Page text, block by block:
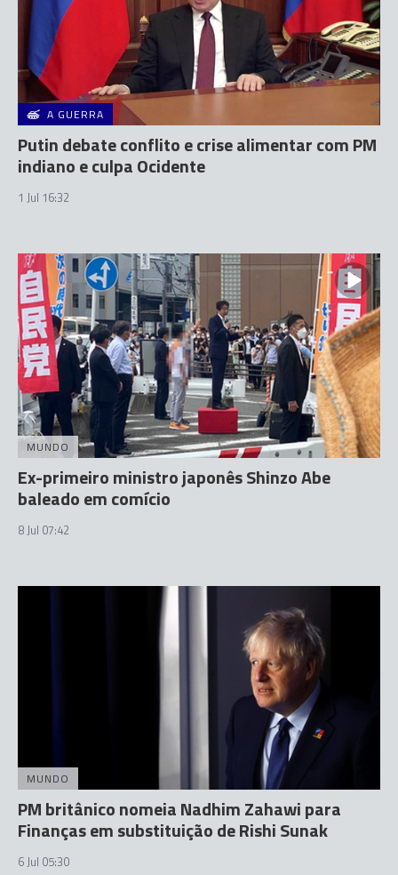
A GUERRA
Putin debate conflito e crise alimentar com PM
indiano e culpa Ocidente
1 Jul 16:32
MUNDO
Ex-primeiro ministro japonês Shinzo Abe
baleado em comício
8 Jul 07:42
MUNDO
PM britânico nomeia Nadhim Zahawi para
Finanças em substituição de Rishi Sunak
6 Jul 05:30